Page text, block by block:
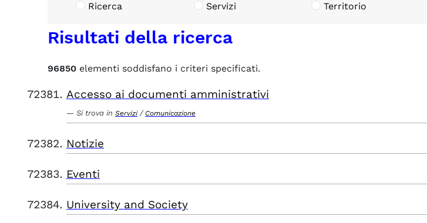
Ricerca
Servizi Territorio
Risultati della ricerca
96850 elementi soddisfano i criteri specificati.
Accesso ai documenti amministrativi
Si trova in Servizi / Comunicazione
Notizie
Eventi
University and Society